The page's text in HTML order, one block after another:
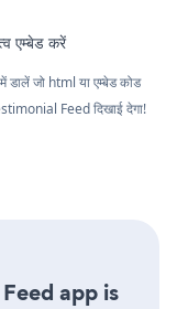
एम्बेड करें
जो html या एम्बेड कोड
Feed दिखाई देगा!
app is